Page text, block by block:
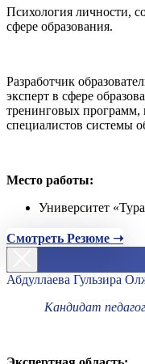
Психология личности,
сфере образования.
Разработчик
эксперт в сфере
тренинговых
специалистов системы
Место работы:
Университет
Смотреть Резюме ➝
Абдуллаева Гульзира
Кандидат